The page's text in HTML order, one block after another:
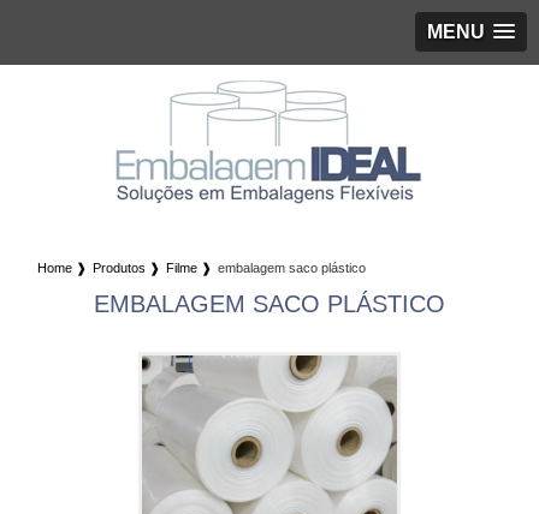
MENU
Home ❱ Produtos ❱ Filme ❱ embalagem saco plástico
EMBALAGEM SACO PLÁSTICO